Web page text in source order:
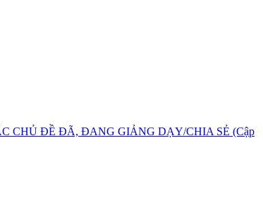
CHỦ ĐỀ ĐÃ, ĐANG GIẢNG DẠY/CHIA SẺ (Cập